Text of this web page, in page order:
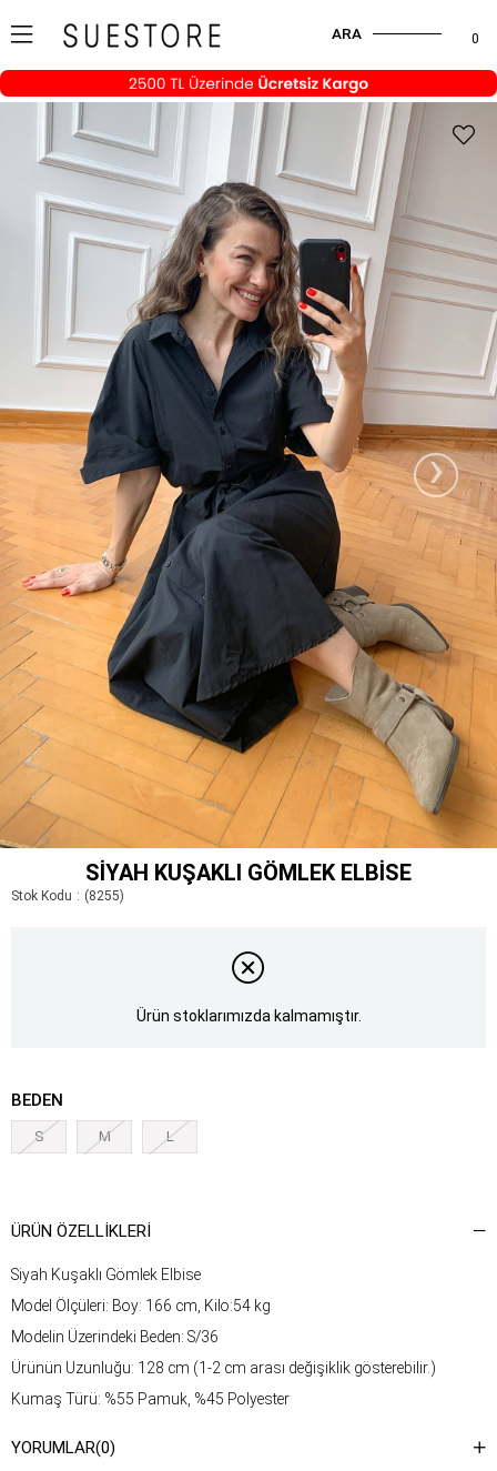
0
ARA
›
SIYAH KUŞAKLI GÖMLEK ELBISE
Stok Kodu (8255)
Ürün stoklarımızda kalmamıştır.
BEDEN
S M L
ÜRÜN ÖZELLIKLERI
Siyah Kuşaklı Gömlek Elbise
Model Ölçüleri: Boy: 166 cm, Kilo:54 kg
Modelin Üzerindeki Beden: S/36
Ürünün Uzunluğu: 128 cm (1-2 cm arası değişiklik gösterebilir.)
Kumaş Türü: %55 Pamuk, %45 Polyester
talimatına ulaşabilirsiniz.
YORUMLAR(0)